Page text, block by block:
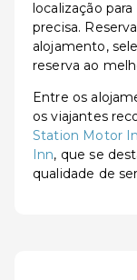
localização
precisa.
alojamento,
reserva ao
Entre os
os viajantes
Station Motor
Inn, que se
qualidade de